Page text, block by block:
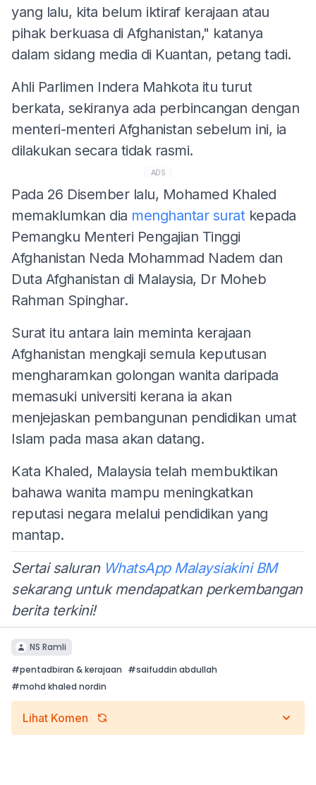
yang lalu, kita belum iktiraf kerajaan atau
pihak berkuasa di Afghanistan," katanya
dalam sidang media di Kuantan, petang tadi.
Ahli Parlimen Indera Mahkota itu turut
berkata, sekiranya ada perbincangan dengan
menteri-menteri Afghanistan sebelum ini, ia
dilakukan secara tidak rasmi.
ADS
Pada 26 Disember lalu, Mohamed Khaled
memaklumkan dia menghantar surat kepada
Pemangku Menteri Pengajian Tinggi
Afghanistan Neda Mohammad Nadem dan
Duta Afghanistan di Malaysia, Dr Moheb
Rahman Spinghar.
Surat itu antara lain meminta kerajaan
Afghanistan mengkaji semula keputusan
mengharamkan golongan wanita daripada
memasuki universiti kerana ia akan
menjejaskan pembangunan pendidikan umat
Islam pada masa akan datang.
Kata Khaled, Malaysia telah membuktikan
bahawa wanita mampu meningkatkan
reputasi negara melalui pendidikan yang
mantap.
Sertai saluran WhatsApp Malaysiakini BM
sekarang untuk mendapatkan perkembangan
berita terkini!
NS Ramli
#pentadbiran & kerajaan #saifuddin abdullah
#mohd khaled nordin
Lihat Komen